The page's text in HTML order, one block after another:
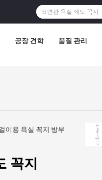
공장 견학 품질 관리
이용 욕실 꼭지 방부
꼭지